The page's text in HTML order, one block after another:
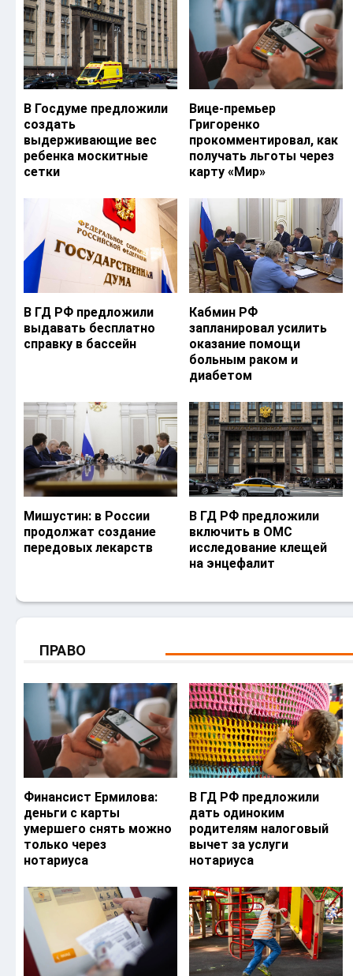
В Госдуме предложили
создать
выдерживающие вес
ребенка москитные
сетки
Вице-премьер
Григоренко
прокомментировал, как
получать льготы через
карту «Мир»
В ГД РФ предложили
выдавать бесплатно
справку в бассейн
Кабмин РФ
запланировал усилить
оказание помощи
больным раком и
диабетом
Мишустин: в России
продолжат создание
передовых лекарств
В ГД РФ предложили
включить в ОМС
исследование клещей
на энцефалит
ПРАВО
Финансист Ермилова:
деньги с карты
умершего снять можно
только через
нотариуса
В ГД РФ предложили
дать одиноким
родителям налоговый
вычет за услуги
нотариуса